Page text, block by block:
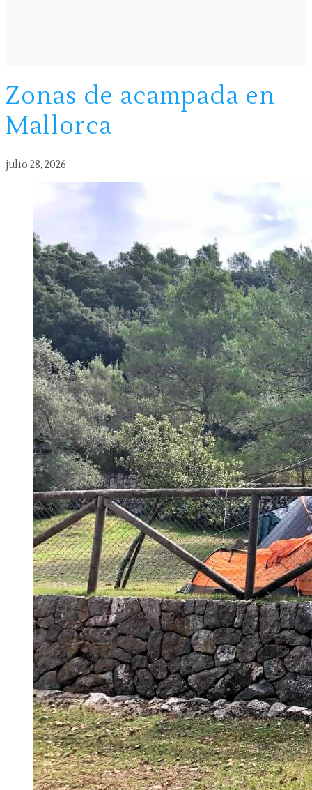
Zonas de acampada en
Mallorca
julio 28, 2026